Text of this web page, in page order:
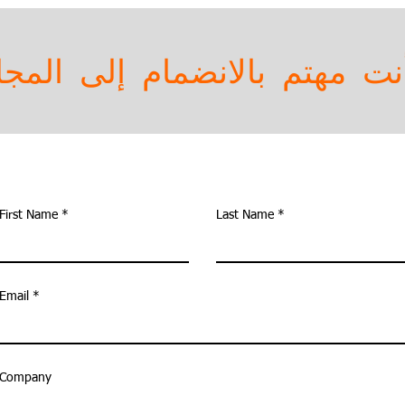
مهتم بالانضمام إلى
First Name Last Name
Email
Company